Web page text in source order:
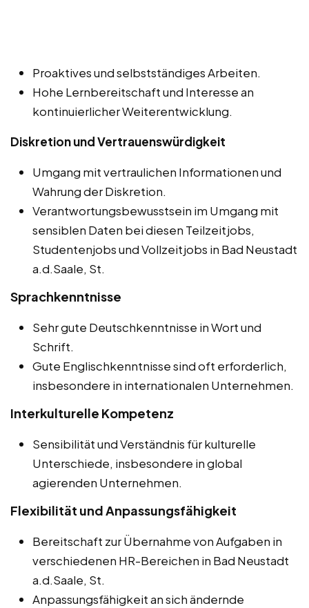
Proaktives und selbstständiges Arbeiten.
Hohe Lernbereitschaft und Interesse an
kontinuierlicher Weiterentwicklung.
Diskretion und Vertrauenswürdigkeit
Umgang mit vertraulichen Informationen und
Wahrung der Diskretion.
Verantwortungsbewusstsein im Umgang mit
sensiblen Daten bei diesen Teilzeitjobs,
Studentenjobs und Vollzeitjobs in Bad Neustadt
a.d.Saale, St.
Sprachkenntnisse
Sehr gute Deutschkenntnisse in Wort und
Schrift.
Gute Englischkenntnisse sind oft erforderlich,
insbesondere in internationalen Unternehmen.
Interkulturelle Kompetenz
Sensibilität und Verständnis für kulturelle
Unterschiede, insbesondere in global
agierenden Unternehmen.
Flexibilität und Anpassungsfähigkeit
Bereitschaft zur Übernahme von Aufgaben in
verschiedenen HR-Bereichen in Bad Neustadt
a.d.Saale, St.
Anpassungsfähigkeit an sich ändernde